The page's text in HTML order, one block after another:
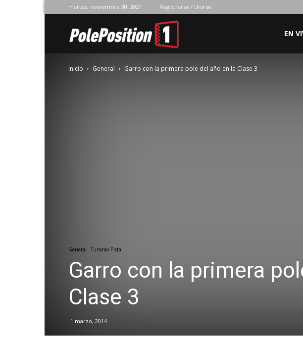
martes, noviembre 30, 2021 Registrarse / Unirse
Position
EN
Inicio General Garro con la primera pole del año en la Clase 3
General Turismo Pista
Garro con la primera
Clase 3
1 marzo, 2014